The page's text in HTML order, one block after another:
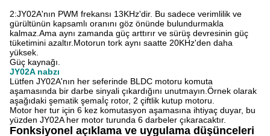
2:JY02A'nın PWM frekansı 13KHz'dir. Bu sadece verimlilik ve
gürültünün kapsamlı oranını göz önünde bulundurmakla
kalmaz.Ama aynı zamanda güç arttırır ve sürüş devresinin güç
tüketimini azaltır.Motorun tork aynı saatte 20KHz'den daha
yüksek.
Güç kaynağı.
JY02A nabzı
Lütfen JY02A'nın her seferinde BLDC motoru komuta
aşamasında bir darbe sinyali çıkardığını unutmayın.Örnek olarak
aşağıdaki şematik şemaİç rotor, 2 çiftlik kutup motoru.
Motor her tur için 6 kez komutasyon aşamasına ihtiyaç duyar, bu
yüzden JY02A her motor turunda 6 darbeler çıkaracaktır.
Fonksiyonel açıklama ve uygulama düşünceleri